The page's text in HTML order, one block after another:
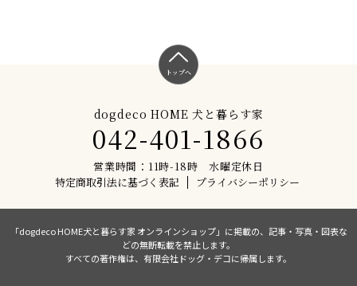
トップへ
dogdeco HOME 犬と暮らす家
042-401-1866
営業時間：11時-18時 水曜定休日
特定商取引法に基づく表記
プライバシーポリシー
「dogdeco HOME犬と暮らす家 オンラインショップ」に掲載の、記事・写真・図表な
どの無断転載を禁止します。
すべての著作権は、有限会社ドッグ・デコに帰属します。